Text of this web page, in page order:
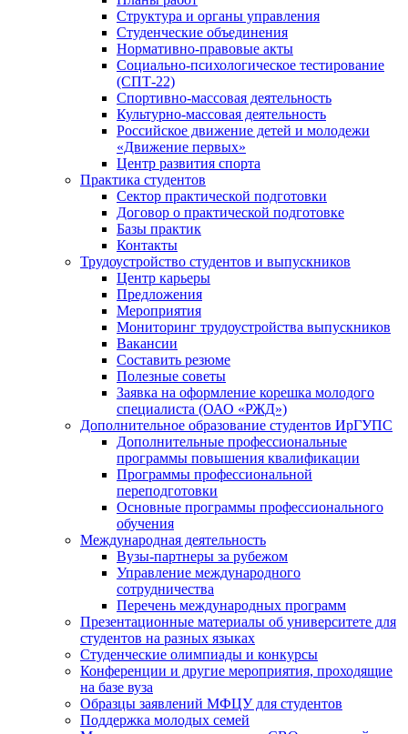
Структура и органы управления
Студенческие объединения
Нормативно-правовые акты
Социально-психологическое тестирование
(СПТ-22)
Спортивно-массовая деятельность
Культурно-массовая деятельность
Российское движение детей и молодежи
«Движение первых»
Центр развития спорта
Практика студентов
Сектор практической подготовки
Договор о практической подготовке
Базы практик
Контакты
Трудоустройство студентов и выпускников
Центр карьеры
Предложения
Мероприятия
Мониторинг трудоустройства выпускников
Вакансии
Составить резюме
Полезные советы
Заявка на оформление корешка молодого
специалиста (ОАО «РЖД»)
Дополнительное образование студентов ИрГУПС
Дополнительные профессиональные
программы повышения квалификации
Программы профессиональной
переподготовки
Основные программы профессионального
обучения
Международная деятельность
Вузы-партнеры за рубежом
Управление международного
сотрудничества
Перечень международных программ
Презентационные материалы об университете для
студентов на разных языках
Студенческие олимпиады и конкурсы
Конференции и другие мероприятия, проходящие
на базе вуза
Образцы заявлений МФЦУ для студентов
Поддержка молодых семей